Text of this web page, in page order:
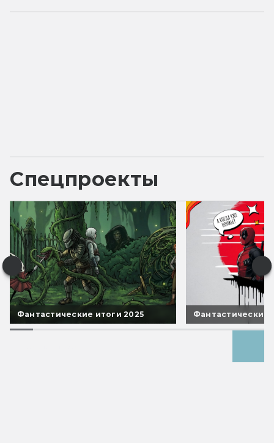
Спецпроекты
Фантастические итоги 2025 Фантастические